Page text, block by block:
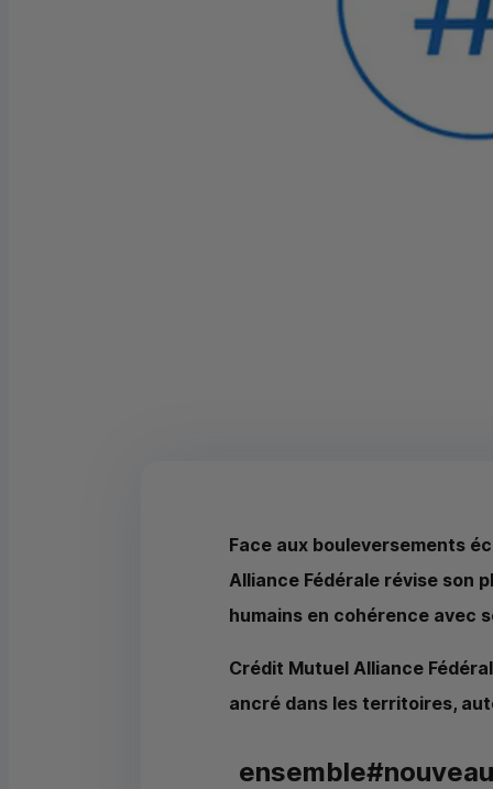
Face aux bouleversements
Alliance Fédérale révise son
humains en cohérence avec
Crédit Mutuel Alliance
ancré dans les territoires,